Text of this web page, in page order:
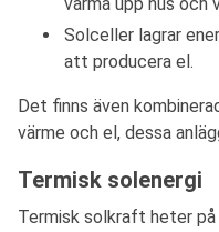
Solceller lagrar
att producera el.
Det finns även
värme och el, dessa
Termisk solenergi
Termisk solkraft heter